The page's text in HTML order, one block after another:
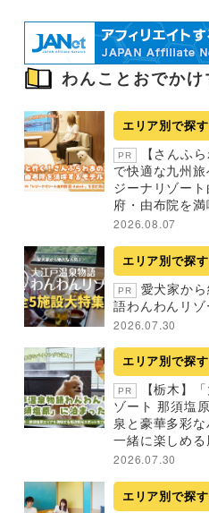
わんことおでかけ
エリア別で探す
PR
【さんふ
で快適な九州
ジーナリゾー
府・由布院を
2026.08.07
エリア別で探す
PR
愛犬家か
語わんわんリゾ
2026.07.30
エリア別で探す
PR
【栃木】
ゾート 那須塩
泉と豪華多彩
一緒に楽しめ
2026.07.30
エリア別で探す